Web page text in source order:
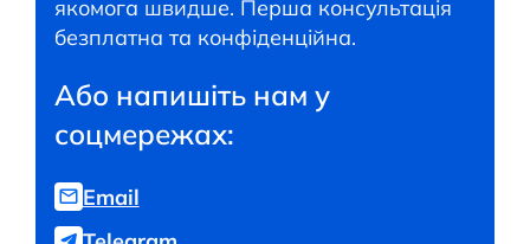
якомога швидше. Перша консультація
безплатна та конфіденційна.
Або напишіть нам у
соцмережах:
Email